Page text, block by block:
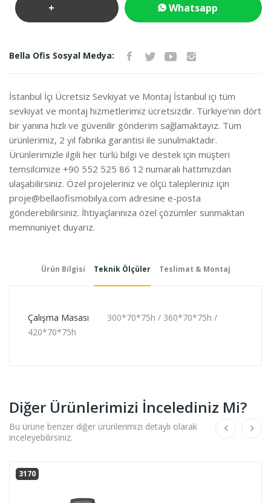
+ Whatsapp
Bella Ofis Sosyal Medya:
İstanbul İçi Ücretsiz Sevkiyat ve Montaj İstanbul içi tüm
sevkiyat ve montaj hizmetlerimiz ücretsizdir. Türkiye’nin dört
bir yanına hızlı ve güvenilir gönderim sağlamaktayız. Tüm
ürünlerimiz, 2 yıl fabrika garantisi ile sunulmaktadır.
Ürünlerimizle ilgili her türlü bilgi ve destek için müşteri
temsilcimize +90 552 525 86 12 numaralı hattımızdan
ulaşabilirsiniz. Özel projeleriniz ve ölçü talepleriniz için
proje@bellaofismobilya.com adresine e-posta
gönderebilirsiniz. İhtiyaçlarınıza özel çözümler sunmaktan
memnuniyet duyarız.
Ürün Bilgisi Teknik Ölçüler Teslimat & Montaj
Çalışma Masası
300*70*75h / 360*70*75h /
420*70*75h
Diğer Ürünlerimizi İncelediniz Mi?
Bu ürüne benzer diğer ürünlerimizi detaylı olarak
inceleyebilirsiniz.
3170